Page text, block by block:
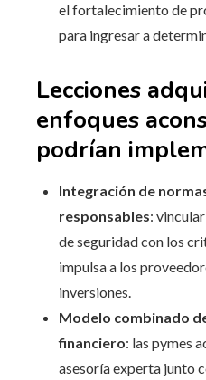
el fortalecimiento de
para ingresar a
Lecciones
enfoques
podrían
Integración de
responsables:
de seguridad con los
impulsa a los
inversiones.
Modelo combinado
financiero: las pymes
asesoría experta junto